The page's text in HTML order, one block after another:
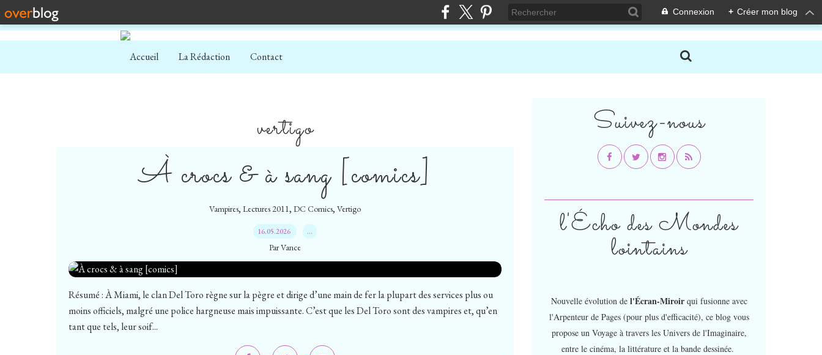
Connexion + Créer mon blog
Accueil La Rédaction Contact
vertigo
À crocs & à sang [comics]
Vampires, Lectures 2011, DC Comics, Vertigo
16.05.2026 …
Par Vance
Résumé : À Miami, le clan Del Toro règne sur la pègre et dirige d’une main de fer la plupart des services plus ou
moins officiels, malgré une police hargneuse mais impuissante. C’est que les Del Toro sont des vampires et, qu’en
tant que tels, leur soif...
Suivez-nous
l'Écho des Mondes
lointains
Nouvelle évolution de l'Écran-Miroir qui fusionne avec
l'Arpenteur de Pages (pour plus d'efficacité), ce blog vous
propose un Voyage à travers les Univers de l'Imaginaire,
entre le cinéma, la littérature et la bande dessinée.